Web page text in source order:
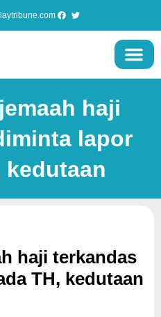
haji
lapor
kedutaan
haji terkandas
TH, kedutaan